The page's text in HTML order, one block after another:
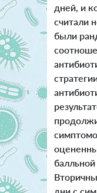
дней, и
считали
были